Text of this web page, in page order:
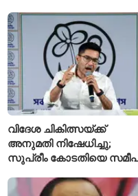
സ്കൂൾ വേറിട്ട മാതൃക
വിദേശ ചികിത്സയ്ക്ക്
അനുമതി നിഷേധിച്ചു;
സുപ്രീം കോടതിയെ